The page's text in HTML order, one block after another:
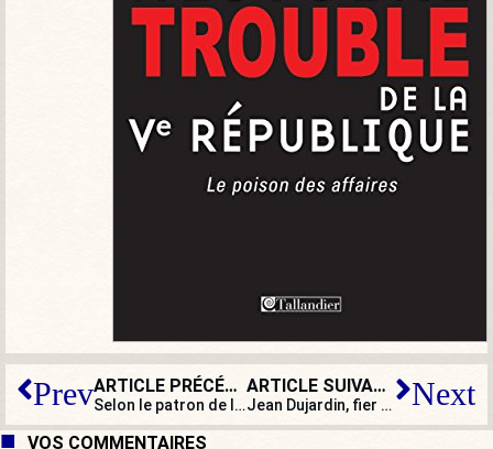
Prev ARTICLE PRÉCÉDENT
Selon le patron de l’Observatoire des inégalités, il faut… retarder l’apprentissage de la lecture !
ARTICLE SUIVANT
Jean Dujardin, fier d’être Français ! Next
VOS COMMENTAIRES